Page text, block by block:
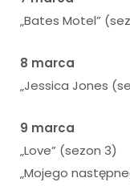
„Bates Motel”
8 marca
„Jessica Jones
9 marca
„Love” (sezon 3)
„Mojego